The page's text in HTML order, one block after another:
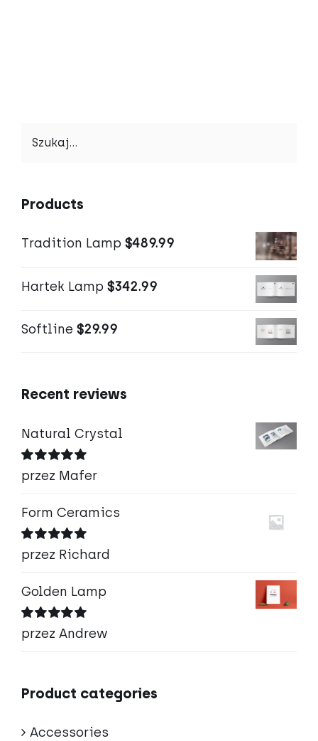
Products
Tradition Lamp $489.99
Hartek Lamp $342.99
Softline $29.99
Recent reviews
Natural Crystal
Oceniono5
na 5
przez Mafer
Form Ceramics
Oceniono5
na 5
przez Richard
Golden Lamp
Oceniono5
na 5
przez Andrew
Product categories
Accessories